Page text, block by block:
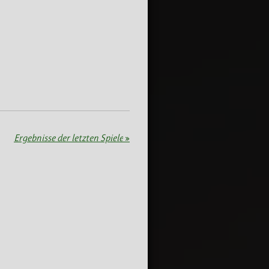
Ergebnisse der letzten Spiele »